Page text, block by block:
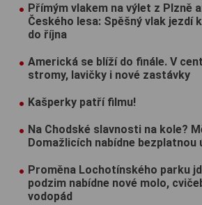
Přímým vlakem na výlet z Plzně
Českého lesa: Spěšný vlak jezdí
do října
Americká se blíží do finále. V
stromy, lavičky i nové zastávky
Kašperky patří filmu!
Na Chodské slavnosti na kole?
Domažlicích nabídne bezplatnou
Proměna Lochotínského parku
podzim nabídne nové molo,
vodopád